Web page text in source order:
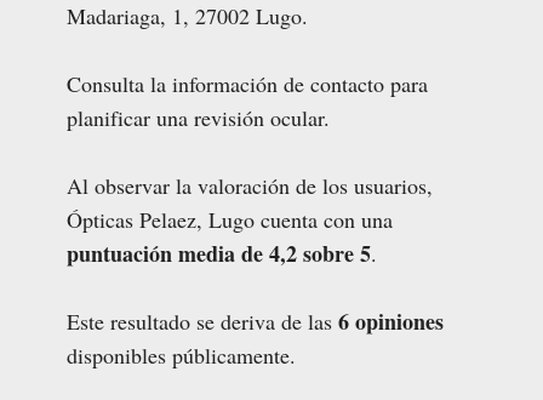
Madariaga, 1, 27002 Lugo.
Consulta la información de contacto para
planificar una revisión ocular.
Al observar la valoración de los usuarios,
Ópticas Pelaez, Lugo cuenta con una
puntuación media de 4,2 sobre 5.
Este resultado se deriva de las 6 opiniones
disponibles públicamente.